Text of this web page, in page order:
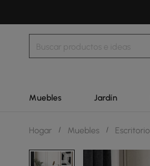
Muebles Jardín
Hogar / Muebles / Escritorio